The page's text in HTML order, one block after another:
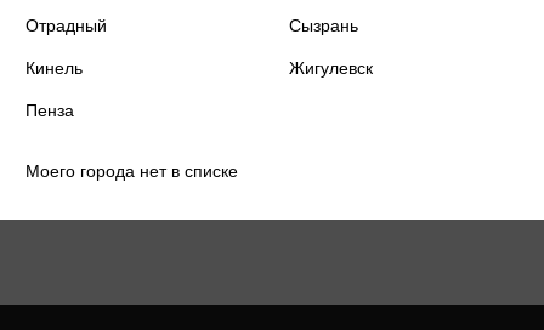
Подробнее о дисконтной карте
Отрадный Сызрань
Кинель Жигулевск
Пенза
Моего города нет в списке